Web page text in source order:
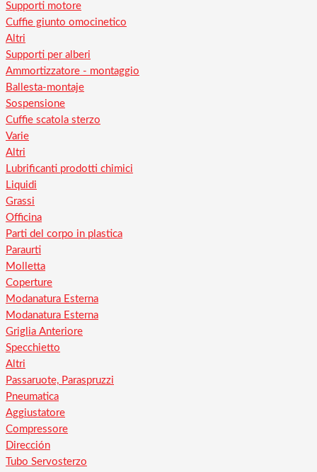
Supporti motore
Cuffie giunto omocinetico
Altri
Supporti per alberi
Ammortizzatore - montaggio
Ballesta-montaje
Sospensione
Cuffie scatola sterzo
Varie
Altri
Lubrificanti prodotti chimici
Liquidi
Grassi
Officina
Parti del corpo in plastica
Paraurti
Molletta
Coperture
Modanatura Esterna
Modanatura Esterna
Griglia Anteriore
Specchietto
Altri
Passaruote, Paraspruzzi
Pneumatica
Aggiustatore
Compressore
Dirección
Tubo Servosterzo